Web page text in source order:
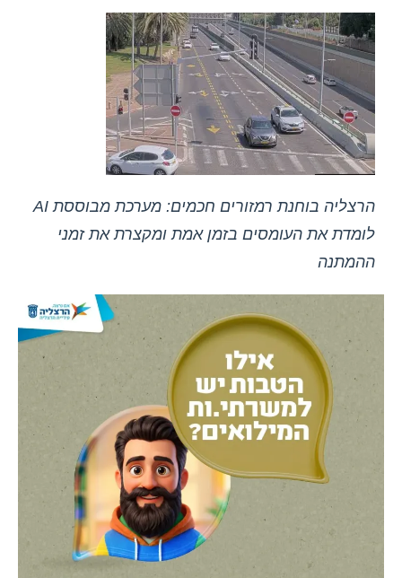
הרצליה בוחנת רמזורים חכמים: מערכת מבוססת AI
לומדת את העומסים בזמן אמת ומקצרת את זמני
ההמתנה